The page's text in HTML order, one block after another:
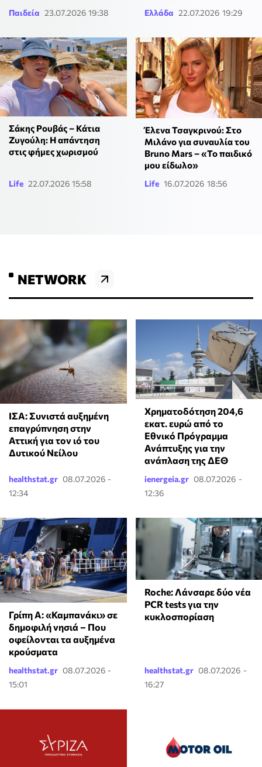
Παιδεία 23.07.2026 19:38 Ελλάδα 22.07.2026 19:29
Σάκης Ρουβάς – Κάτια
Ζυγούλη: Η απάντηση
στις φήμες χωρισμού
Life 22.07.2026 15:58
Έλενα Τσαγκρινού: Στο
Μιλάνο για συναυλία του
Bruno Mars – «Το παιδικό
μου είδωλο»
Life 16.07.2026 18:56
NETWORK
ΙΣΑ: Συνιστά αυξημένη
επαγρύπνηση στην
Αττική για τον ιό του
Δυτικού Νείλου
healthstat.gr 08.07.2026 -
12:34
Χρηματοδότηση 204,6
εκατ. ευρώ από το
Εθνικό Πρόγραμμα
Ανάπτυξης για την
ανάπλαση της ΔΕΘ
ienergeia.gr 08.07.2026 -
12:36
Γρίπη Α: «Καμπανάκι» σε
δημοφιλή νησιά – Που
οφείλονται τα αυξημένα
κρούσματα
healthstat.gr 08.07.2026 -
15:01
Roche: Λάνσαρε δύο νέα
PCR tests για την
κυκλοσπορίαση
healthstat.gr 08.07.2026 -
16:27